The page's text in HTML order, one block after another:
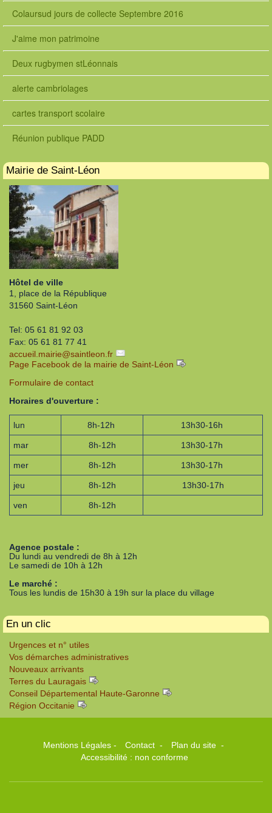
Colaursud jours de collecte Septembre 2016
J'aime mon patrimoine
Deux rugbymen stLéonnais
alerte cambriolages
cartes transport scolaire
Réunion publique PADD
Mairie de Saint-Léon
Hôtel de ville
1, place de la République
31560 Saint-Léon
Tel: 05 61 81 92 03
Fax: 05 61 81 77 41
accueil.mairie@saintleon.fr
Page Facebook de la mairie de Saint-Léon
Formulaire de contact
Horaires d'ouverture :
lun 8h-12h 13h30-16h
mar 8h-12h 13h30-17h
mer 8h-12h 13h30-17h
jeu 8h-12h 13h30-17h
ven 8h-12h
Agence postale :
Du lundi au vendredi de 8h à 12h
Le samedi de 10h à 12h
Le marché :
Tous les lundis de 15h30 à 19h sur la place du village
En un clic
Urgences et n° utiles
Vos démarches administratives
Nouveaux arrivants
Terres du Lauragais
Conseil Départemental Haute-Garonne
Région Occitanie
Mentions Légales- Contact - Plan du site -
Accessibilité : non conforme